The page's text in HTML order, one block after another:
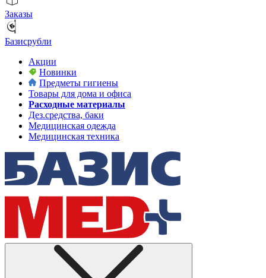
Заказы
Базисрубли
Акции
Новинки
Предметы гигиены
Товары для дома и офиса
Расходные материалы
Дез.средства, баки
Медицинская одежда
Медицинская техника